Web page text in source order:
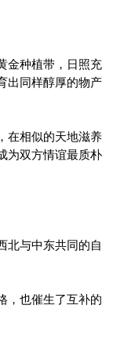
金种植带，日照充
出同样醇厚的物产
在相似的天地滋养
为双方情谊最质朴
北与中东共同的自
，也催生了互补的